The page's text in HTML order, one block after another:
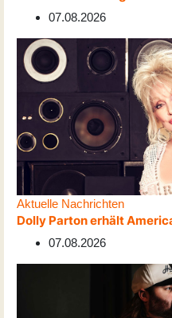
07.08.2026
Aktuelle Nachrichten
Dolly Parton erhält
07.08.2026